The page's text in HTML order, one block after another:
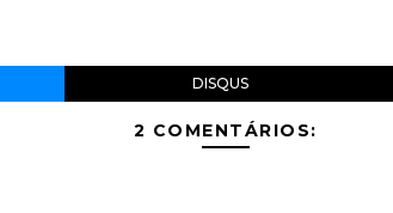
DISQUS
2 COMENTÁRIOS: